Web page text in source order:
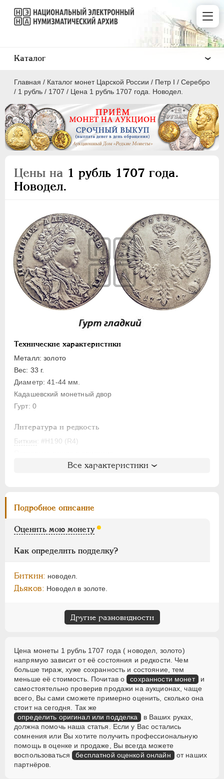
Главная / Каталог монет Царской России / Пeтр I / Серебро
/ 1 рубль / 1707 / Цена 1 рубль 1707 года. Новодел.
Цены на 1 рубль 1707 года.
Новодел.
Технические характеристики
Металл: золото
Вес: 33 г.
Диаметр: 41-44 мм.
Кадашевский монетный двор
Гурт: 0
Литература и редкость
Биткин : #H190 (R4)
: 0360 (единственный экземпляр)
ГМ: не вошла в описание
Гиль
: не вошла в описание
Все характеристики
Подробное описание
Оценить мою монету
Как определить подделку?
Биткин: новодел.
Дьяков: Новодел в золоте.
Другие разновидности
Цена монеты 1 рубль 1707 года ( новодел, золото)
напрямую зависит от её состояния и редкости. Чем
больше тираж, хуже сохранность и состояние, тем
меньше её стоимость. Почитав о сохранности монет и
самостоятельно проверив продажи на аукционах, чаще
всего, Вы сами сможете примерно оценить, сколько она
стоит на сегодня. Так же
определить оригинал или подделка
в Ваших руках,
должна помочь наша статья. Если у Вас остались
сомнения или Вы хотите получить профессиональную
помощь в оценке и продаже, Вы всегда можете
воспользоваться бесплатной оценкой онлайн от наших
партнёров.
Каталог
ПEТР I 1699 - 1725
Серебро
Полуполтинник
Гривенник
Гривна
10 денег
5 копеек
Алтын(ник)
1 копейка
Пробные
Для Речи Посполитой
Монетовидные жетоны
ЕКАТЕРИНА I 1725-1727
ПЕТР II
ИОАНН АНТОНОВИЧ
ЕЛИЗАВЕТА
1762-1762
АЛЕКСАНДР I 1801-1825
АЛЕКСАНДР II 1855-1881
АЛЕКСАНДР III
1881-1894
ВРЕМЕННОЕ ПРАВ.
ИНОСТРАННЫЕ 1768-1918